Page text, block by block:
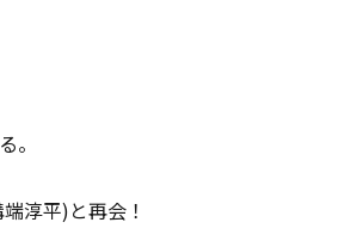
。
淳平)と再会！